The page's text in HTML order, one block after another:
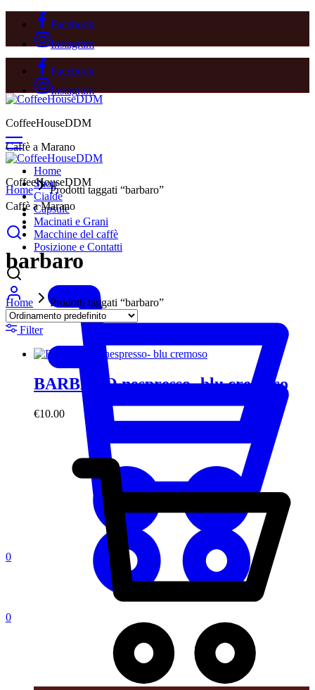
Facebook
Instagram
Facebook
Instagram
CoffeeHouseDDM
Caffè a Marano
Home
Shop
Cialde
Capsule
Macinati e Grani
Macchine del caffè
Posizione e Contatti
0
CoffeeHouseDDM
Caffè a Marano
0
Home Prodotti taggati “barbaro”
barbaro
Home Prodotti taggati “barbaro”
Filter
BARBARO nespresso- blu cremoso
€10.00